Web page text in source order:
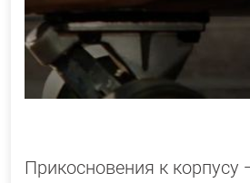
Прикосновения к